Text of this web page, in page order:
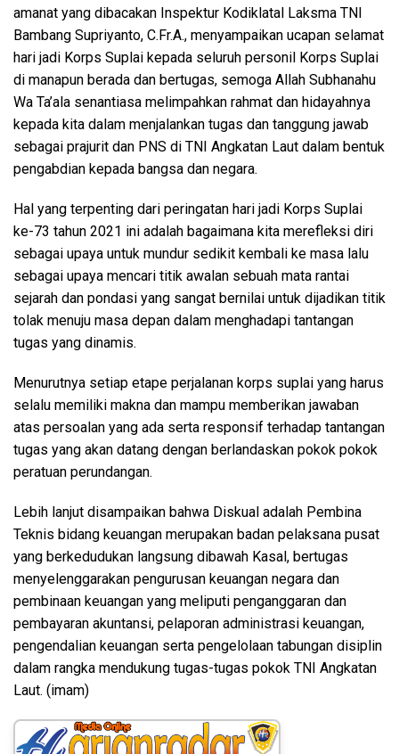
amanat yang dibacakan Inspektur Kodiklatal Laksma TNI
Bambang Supriyanto, C.Fr.A., menyampaikan ucapan selamat
hari jadi Korps Suplai kepada seluruh personil Korps Suplai
di manapun berada dan bertugas, semoga Allah Subhanahu
Wa Ta’ala senantiasa melimpahkan rahmat dan hidayahnya
kepada kita dalam menjalankan tugas dan tanggung jawab
sebagai prajurit dan PNS di TNI Angkatan Laut dalam bentuk
pengabdian kepada bangsa dan negara.
Hal yang terpenting dari peringatan hari jadi Korps Suplai
ke-73 tahun 2021 ini adalah bagaimana kita merefleksi diri
sebagai upaya untuk mundur sedikit kembali ke masa lalu
sebagai upaya mencari titik awalan sebuah mata rantai
sejarah dan pondasi yang sangat bernilai untuk dijadikan titik
tolak menuju masa depan dalam menghadapi tantangan
tugas yang dinamis.
Menurutnya setiap etape perjalanan korps suplai yang harus
selalu memiliki makna dan mampu memberikan jawaban
atas persoalan yang ada serta responsif terhadap tantangan
tugas yang akan datang dengan berlandaskan pokok pokok
peratuan perundangan.
Lebih lanjut disampaikan bahwa Diskual adalah Pembina
Teknis bidang keuangan merupakan badan pelaksana pusat
yang berkedudukan langsung dibawah Kasal, bertugas
menyelenggarakan pengurusan keuangan negara dan
pembinaan keuangan yang meliputi penganggaran dan
pembayaran akuntansi, pelaporan administrasi keuangan,
pengendalian keuangan serta pengelolaan tabungan disiplin
dalam rangka mendukung tugas-tugas pokok TNI Angkatan
Laut. (imam)